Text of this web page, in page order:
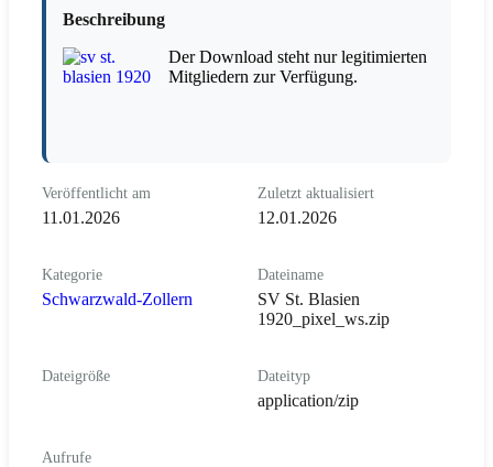
Beschreibung
Der Download steht nur legitimierten
Mitgliedern zur Verfügung.
Veröffentlicht am
11.01.2026
Zuletzt aktualisiert
12.01.2026
Kategorie
Schwarzwald-Zollern
Dateiname
SV St. Blasien
1920_pixel_ws.zip
Dateigröße Dateityp
application/zip
Aufrufe